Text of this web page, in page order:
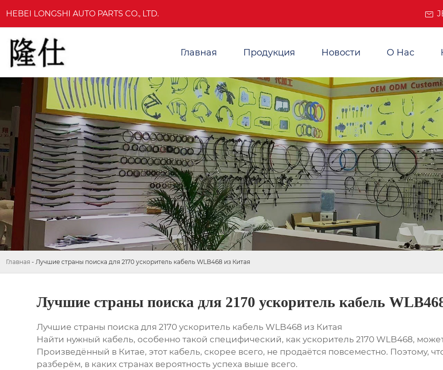
HEBEI LONGSHI AUTO PARTS CO., LTD.
Главная Продукция Новости О Нас
Главная - Лучшие страны поиска для 2170 ускоритель кабель WLB468 из Китая
Лучшие страны поиска для 2170 ускоритель кабель
Лучшие страны поиска для 2170 ускоритель кабель WLB468 из Китая
Найти нужный кабель, особенно такой специфический, как ускоритель 2170 WLB468,
Произведённый в Китае, этот кабель, скорее всего, не продаётся повсеместно. Поэтому,
разберём, в каких странах вероятность успеха выше всего.